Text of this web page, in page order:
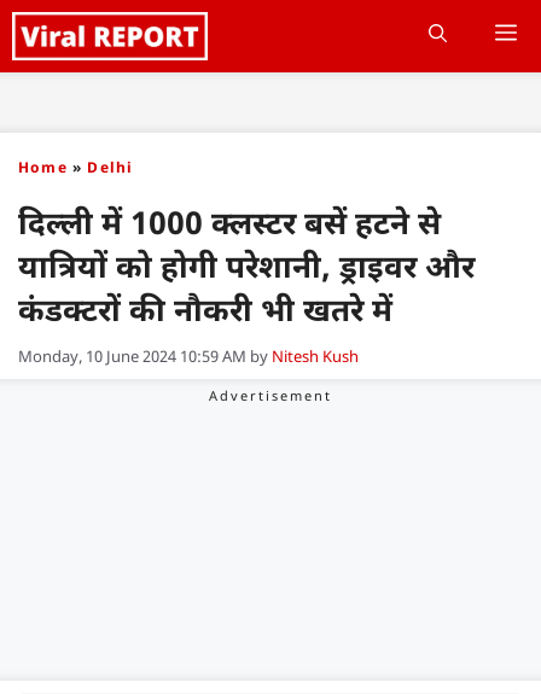
Skip
to
Home » Delhi
दिल्ली में 1000 क्लस्टर बसें हटने से
यात्रियों को होगी परेशानी, ड्राइवर और
कंडक्टरों की नौकरी भी खतरे में
Monday, 10 June 2024 10:59 AM by Nitesh Kush